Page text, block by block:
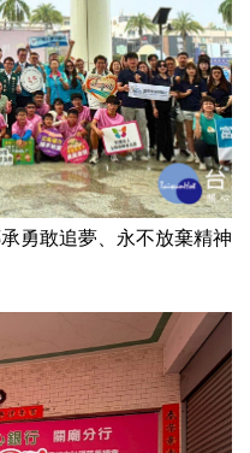
勇敢追夢、永不放棄精神